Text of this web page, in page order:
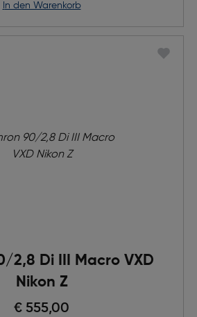
in den Warenkorb
2,8 Di III Macro VXD
Nikon Z
Preis nach Rabatts
€ 555,00